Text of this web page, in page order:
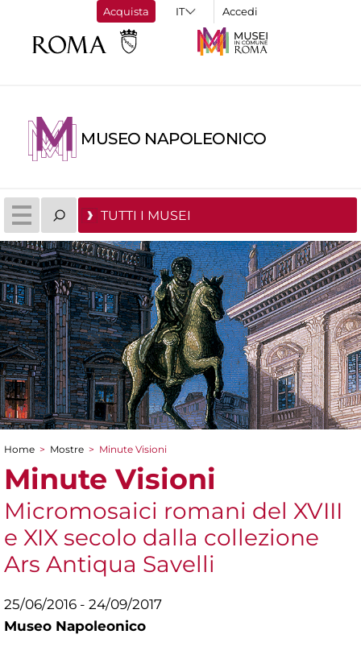
Acquista Accedi
MUSEO NAPOLEONICO
TUTTI I MUSEI
Tu sei qui
Home > Mostre > Minute Visioni
Minute Visioni
Micromosaici romani del XVIII
e XIX secolo dalla collezione
Ars Antiqua Savelli
25/06/2016 - 24/09/2017
Museo Napoleonico